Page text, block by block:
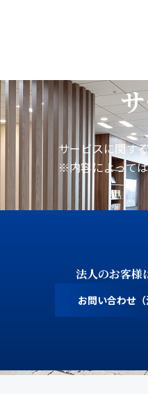
サービスに関す
※内容によって
法人のお客様
お問い合わせ（